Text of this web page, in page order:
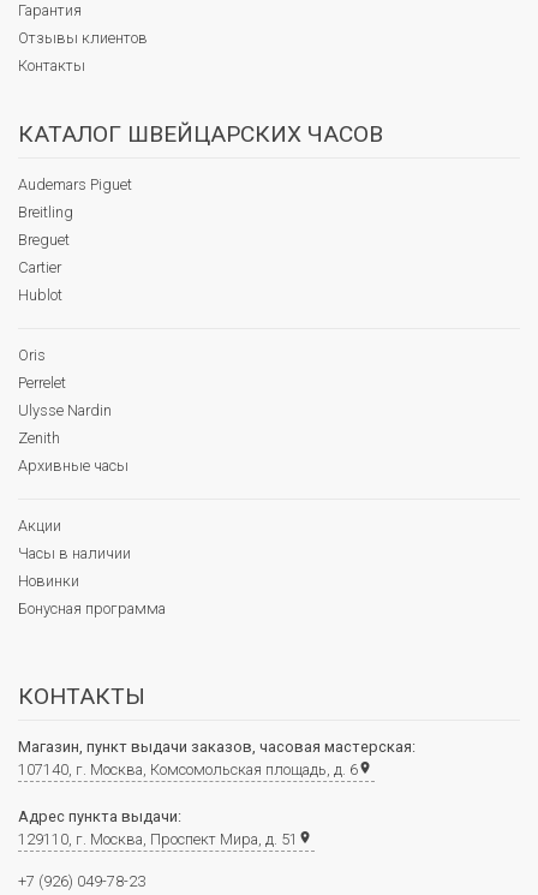
Гарантия
Отзывы клиентов
Контакты
КАТАЛОГ ШВЕЙЦАРСКИХ ЧАСОВ
Audemars Piguet
Breitling
Breguet
Cartier
Hublot
Oris
Perrelet
Ulysse Nardin
Zenith
Архивные часы
Акции
Часы в наличии
Новинки
Бонусная программа
КОНТАКТЫ
Магазин, пункт выдачи заказов, часовая мастерская:
107140, г. Москва, Комсомольская площадь, д. 6place
Адрес пункта выдачи:
129110, г. Москва, Проспект Мира, д. 51 place
+7 (926) 049-78-23